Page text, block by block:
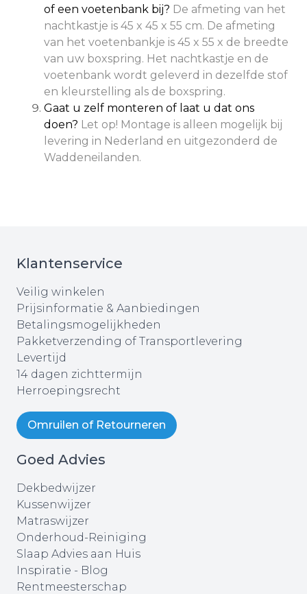
of een voetenbank bij? De afmeting van het
nachtkastje is 45 x 45 x 55 cm. De afmeting
van het voetenbankje is 45 x 55 x de breedte
van uw boxspring. Het nachtkastje en de
voetenbank wordt geleverd in dezelfde stof
en kleurstelling als de boxspring.
Gaat u zelf monteren of laat u dat ons
doen? Let op! Montage is alleen mogelijk bij
levering in Nederland en uitgezonderd de
Waddeneilanden.
Klantenservice
Veilig winkelen
Prijsinformatie & Aanbiedingen
Betalingsmogelijkheden
Pakketverzending of Transportlevering
Levertijd
14 dagen zichttermijn
Herroepingsrecht
Omruilen of Retourneren
Goed Advies
Dekbedwijzer
Kussenwijzer
Matraswijzer
Onderhoud-Reiniging
Slaap Advies aan Huis
Inspiratie - Blog
Rentmeesterschap